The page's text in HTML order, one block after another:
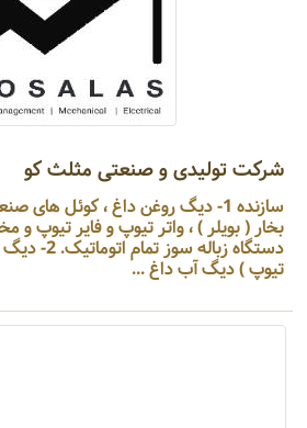
شرکت تولیدی و صنعتی مثلث کو
سازنده 1- دیگ روغن داغ ، کوئل
بخار ( بویلر ) ، واتر تیوپ و فایر تیوپ
دستگاه
تیوپ ) دیگ آب داغ ...